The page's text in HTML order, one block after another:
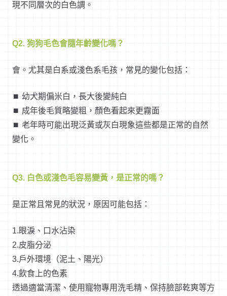
現不同層次的白色調。
Q2. 狗狗毛色會隨年齡變化嗎？
會。尤其是白系或淺色系毛孩，常見的變化包括：
⏹︎ 幼犬期偏米白，長大後變純白
⏹︎ 成年後毛質略變粗，顏色看起來更霧面
⏹︎ 老年時可能出現泛黃或灰白現象這些都是正常的自然
變化。
Q3. 白色或淺色毛容易變黃，是正常的嗎？
是正常且常見的狀況，原因可能包括：
1.眼淚、口水沾染
2.皮脂分泌
3.戶外環境（泥土、陽光）
4.飲食上的色素
透過適當清潔、使用寵物專用洗毛精、保持臉部乾爽等方